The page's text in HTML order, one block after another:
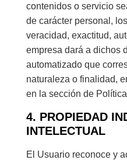
contenidos o servicio
de carácter personal,
veracidad, exactitud,
empresa dará a dichos
automatizado que
naturaleza o finalidad,
en la sección de
4. PROPIEDAD
INTELECTUAL
El Usuario reconoce y